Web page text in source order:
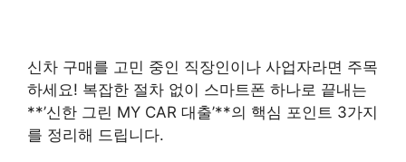
신차 구매를 고민 중인 직장인이나 사업자라면 주목
하세요! 복잡한 절차 없이 스마트폰 하나로 끝내는
**’신한 그린 MY CAR 대출’**의 핵심 포인트 3가지
를 정리해 드립니다.